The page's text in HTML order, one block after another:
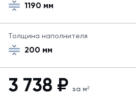
Для
заказа
свяжитесь
с
менеджером.
1190 мм
Толщина наполнителя
200 мм
3 738 ₽ за м²